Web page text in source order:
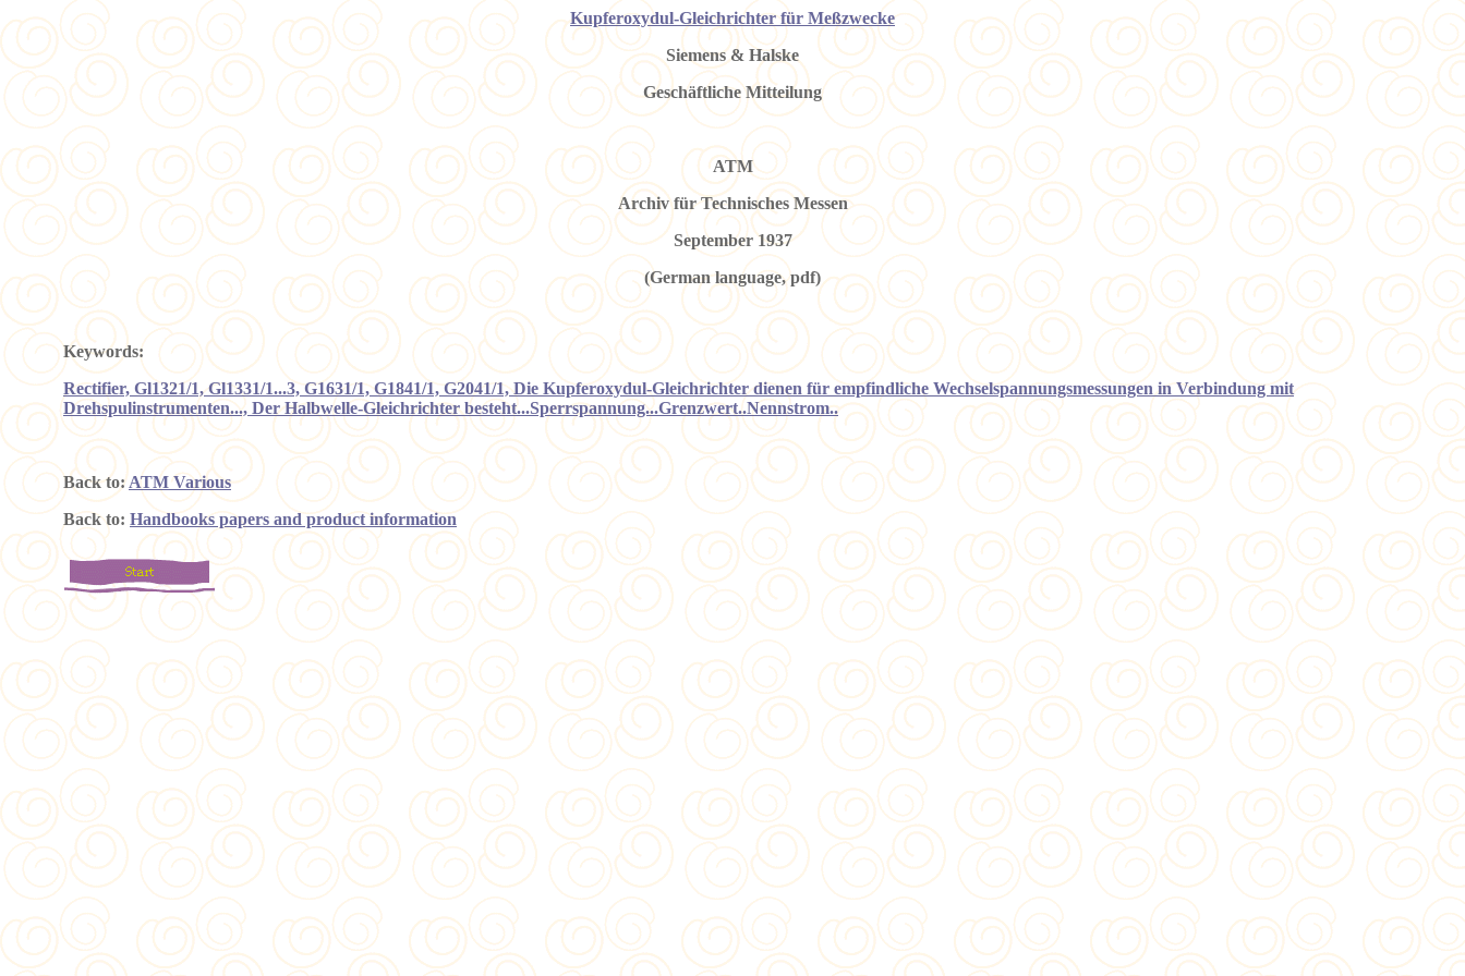
Kupferoxydul-Gleichrichter für Meßzwecke
Siemens & Halske
Geschäftliche Mitteilung
ATM
Archiv für Technisches Messen
September 1937
(German language, pdf)
Keywords:
Rectifier, Gl1321/1, Gl1331/1...3, G1631/1, G1841/1, G2041/1, Die Kupferoxydul-Gleichrichter dienen für empfindliche Wechselspannungsmessungen in Verbindung mit
Drehspulinstrumenten..., Der Halbwelle-Gleichrichter besteht...Sperrspannung...Grenzwert..Nennstrom..
Back to:ATM Various
Back to: Handbooks papers and product information